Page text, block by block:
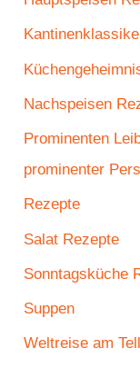
Nachspeisen
Prominenten
prominenter
Rezepte
Salat Rezepte
Sonntagsküche
Suppen
Weltreise am